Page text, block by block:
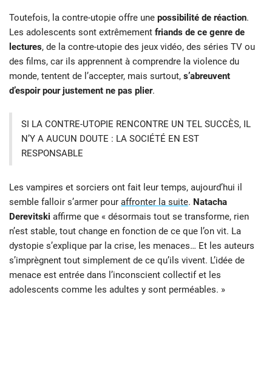
Toutefois, la contre-utopie offre une possibilité de réaction.
Les adolescents sont extrêmement friands de ce genre de
lectures, de la contre-utopie des jeux vidéo, des séries TV ou
des films, car ils apprennent à comprendre la violence du
monde, tentent de l’accepter, mais surtout, s’abreuvent
d’espoir pour justement ne pas plier.
SI LA CONTRE-UTOPIE RENCONTRE UN TEL SUCCÈS, IL
N’Y A AUCUN DOUTE : LA SOCIÉTÉ EN EST
RESPONSABLE
Les vampires et sorciers ont fait leur temps, aujourd’hui il
semble falloir s’armer pour affronter la suite. Natacha
Derevitski affirme que « désormais tout se transforme, rien
n’est stable, tout change en fonction de ce que l’on vit. La
dystopie s’explique par la crise, les menaces… Et les auteurs
s’imprègnent tout simplement de ce qu’ils vivent. L’idée de
menace est entrée dans l’inconscient collectif et les
adolescents comme les adultes y sont perméables. »